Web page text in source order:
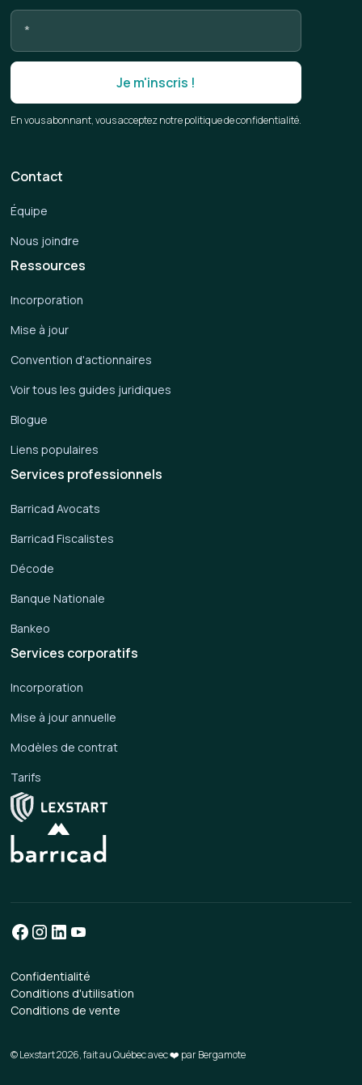
En vous abonnant, vous acceptez notre politique de confidentialité.
Services corporatifs
Incorporation
Mise à jour annuelle
Modèles de contrat
Tarifs
Services professionnels
Barricad Avocats
Barricad Fiscalistes
Décode
Banque Nationale
Bankeo
Ressources
Incorporation
Mise à jour
Convention d'actionnaires
Voir tous les guides juridiques
Blogue
Liens populaires
Contact
Équipe
Nous joindre
Confidentialité
Conditions d'utilisation
Conditions de vente
© Lexstart 2026, fait au Québec avec ❤️ parBergamote